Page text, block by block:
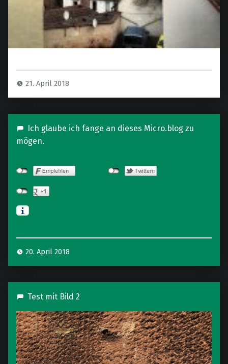
21. April 2018
Ich glaube ich fange an dieses Micro.blog zu
mögen.
20. April 2018
Test mit Bild 2